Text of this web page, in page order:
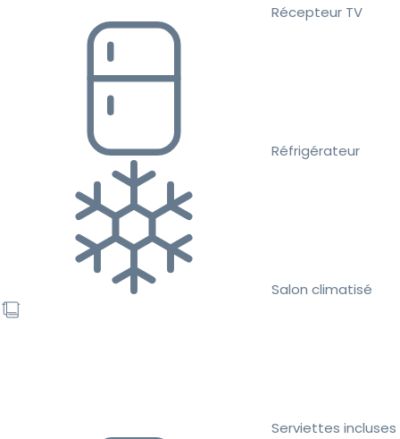
Récepteur TV
Réfrigérateur
Salon climatisé
Serviettes incluses